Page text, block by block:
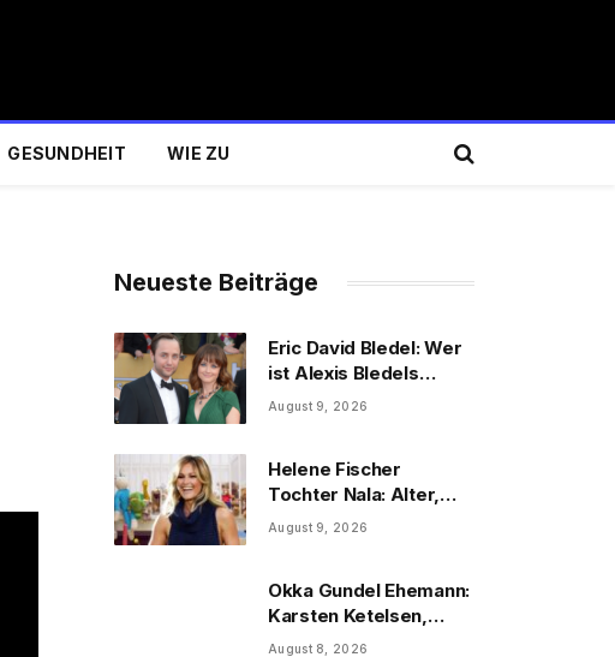
GESUNDHEIT WIE ZU
Neueste Beiträge
Eric David Bledel: Wer
ist Alexis Bledels
Bruder wirklich?
August 9, 2026
Helene Fischer
Tochter Nala: Alter,
Schwester & Familie
August 9, 2026
Okka Gundel Ehemann:
Karsten Ketelsen,
Beruf & Kinder
August 8, 2026